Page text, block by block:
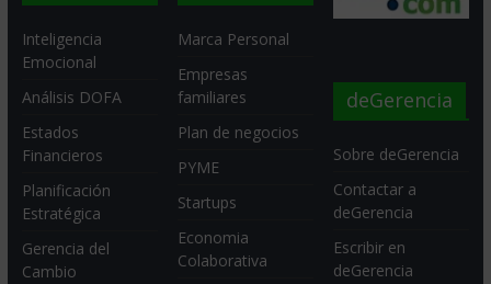
Inteligencia
Emocional
Análisis DOFA
Estados
Financieros
Planificación
Estratégica
Gerencia del
Cambio
Marca Personal
Empresas
familiares
Plan de negocios
PYME
Startups
Economia
Colaborativa
deGerencia
Sobre deGerencia
Contactar a
deGerencia
Escribir en
deGerencia